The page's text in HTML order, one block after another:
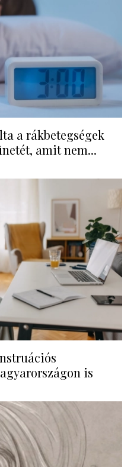
a rákbetegségek
amit nem...
is